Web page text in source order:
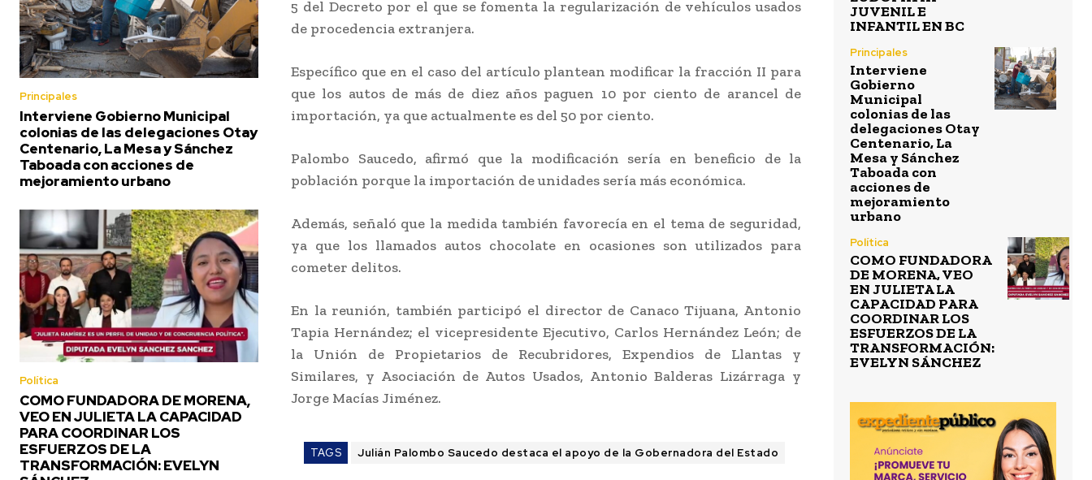
Principales
Interviene Gobierno Municipal
colonias de las delegaciones Otay
Centenario, La Mesa y Sánchez
Taboada con acciones de
mejoramiento urbano
Política
COMO FUNDADORA DE MORENA,
VEO EN JULIETA LA CAPACIDAD
PARA COORDINAR LOS
ESFUERZOS DE LA
TRANSFORMACIÓN: EVELYN
5 del Decreto por el que se fomenta la regularización de vehículos usados
de procedencia extranjera.
Específico que en el caso del artículo plantean modificar la fracción II para
que los autos de más de diez años paguen 10 por ciento de arancel de
importación, ya que actualmente es del 50 por ciento.
Palombo Saucedo, afirmó que la modificación sería en beneficio de la
población porque la importación de unidades sería más económica.
Además, señaló que la medida también favorecía en el tema de seguridad,
ya que los llamados autos chocolate en ocasiones son utilizados para
cometer delitos.
En la reunión, también participó el director de Canaco Tijuana, Antonio
Tapia Hernández; el vicepresidente Ejecutivo, Carlos Hernández León; de
la Unión de Propietarios de Recubridores, Expendios de Llantas y
Similares, y Asociación de Autos Usados, Antonio Balderas Lizárraga y
Jorge Macías Jiménez.
TAGS Julián Palombo Saucedo destaca el apoyo de la Gobernadora del Estado
JUVENIL E
INFANTIL EN BC
Principales
Interviene
Gobierno
Municipal
colonias de las
delegaciones Otay
Centenario, La
Mesa y Sánchez
Taboada con
acciones de
mejoramiento
urbano
Política
COMO FUNDADORA
DE MORENA, VEO
EN JULIETA LA
CAPACIDAD PARA
COORDINAR LOS
ESFUERZOS DE LA
TRANSFORMACIÓN:
EVELYN SÁNCHEZ